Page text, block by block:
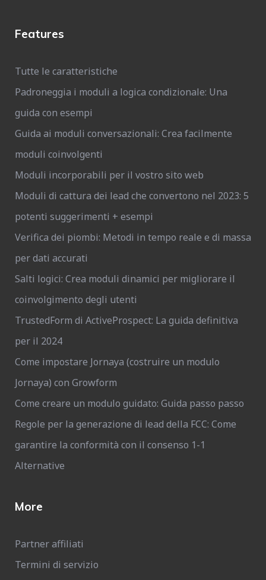
Features
Tutte le caratteristiche
Padroneggia i moduli a logica condizionale: Una
guida con esempi
Guida ai moduli conversazionali: Crea facilmente
moduli coinvolgenti
Moduli incorporabili per il vostro sito web
Moduli di cattura dei lead che convertono nel 2023: 5
potenti suggerimenti + esempi
Verifica dei piombi: Metodi in tempo reale e di massa
per dati accurati
Salti logici: Crea moduli dinamici per migliorare il
coinvolgimento degli utenti
TrustedForm di ActiveProspect: La guida definitiva
per il 2024
Come impostare Jornaya (costruire un modulo
Jornaya) con Growform
Come creare un modulo guidato: Guida passo passo
Regole per la generazione di lead della FCC: Come
garantire la conformità con il consenso 1-1
Alternative
More
Partner affiliati
Termini di servizio